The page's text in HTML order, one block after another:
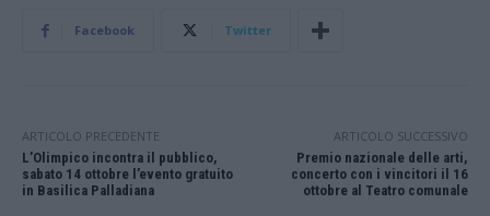
Facebook Twitter
ARTICOLO PRECEDENTE
L’Olimpico incontra il pubblico,
sabato 14 ottobre l’evento gratuito
in Basilica Palladiana
ARTICOLO SUCCESSIVO
Premio nazionale delle arti,
concerto con i vincitori il 16
ottobre al Teatro comunale